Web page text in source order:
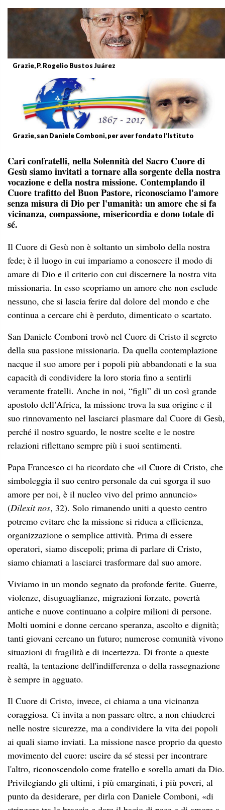
Grazie, P. Rogelio Bustos Juárez
Grazie, san Daniele Comboni, per aver fondato l’Istituto
Cari confratelli, nella Solennità del Sacro Cuore di
Gesù siamo invitati a tornare alla sorgente della nostra
vocazione e della nostra missione. Contemplando il
Cuore trafitto del Buon Pastore, riconosciamo l'amore
senza misura di Dio per l'umanità: un amore che si fa
vicinanza, compassione, misericordia e dono totale di
sé.
Il Cuore di Gesù non è soltanto un simbolo della nostra
fede; è il luogo in cui impariamo a conoscere il modo di
amare di Dio e il criterio con cui discernere la nostra vita
missionaria. In esso scopriamo un amore che non esclude
nessuno, che si lascia ferire dal dolore del mondo e che
continua a cercare chi è perduto, dimenticato o scartato.
San Daniele Comboni trovò nel Cuore di Cristo il segreto
della sua passione missionaria. Da quella contemplazione
nacque il suo amore per i popoli più abbandonati e la sua
capacità di condividere la loro storia fino a sentirli
veramente fratelli. Anche in noi, “figli” di un così grande
apostolo dell’Africa, la missione trova la sua origine e il
suo rinnovamento nel lasciarci plasmare dal Cuore di Gesù,
perché il nostro sguardo, le nostre scelte e le nostre
relazioni riflettano sempre più i suoi sentimenti.
Papa Francesco ci ha ricordato che «il Cuore di Cristo, che
simboleggia il suo centro personale da cui sgorga il suo
amore per noi, è il nucleo vivo del primo annuncio»
(Dilexit nos, 32). Solo rimanendo uniti a questo centro
potremo evitare che la missione si riduca a efficienza,
organizzazione o semplice attività. Prima di essere
operatori, siamo discepoli; prima di parlare di Cristo,
siamo chiamati a lasciarci trasformare dal suo amore.
Viviamo in un mondo segnato da profonde ferite. Guerre,
violenze, disuguaglianze, migrazioni forzate, povertà
antiche e nuove continuano a colpire milioni di persone.
Molti uomini e donne cercano speranza, ascolto e dignità;
tanti giovani cercano un futuro; numerose comunità vivono
situazioni di fragilità e di incertezza. Di fronte a queste
realtà, la tentazione dell'indifferenza o della rassegnazione
è sempre in agguato.
Il Cuore di Cristo, invece, ci chiama a una vicinanza
coraggiosa. Ci invita a non passare oltre, a non chiuderci
nelle nostre sicurezze, ma a condividere la vita dei popoli
ai quali siamo inviati. La missione nasce proprio da questo
movimento del cuore: uscire da sé stessi per incontrare
l'altro, riconoscendolo come fratello e sorella amati da Dio.
Privilegiando gli ultimi, i più emarginati, i più poveri, al
punto da desiderare, per dirla con Daniele Comboni, «di